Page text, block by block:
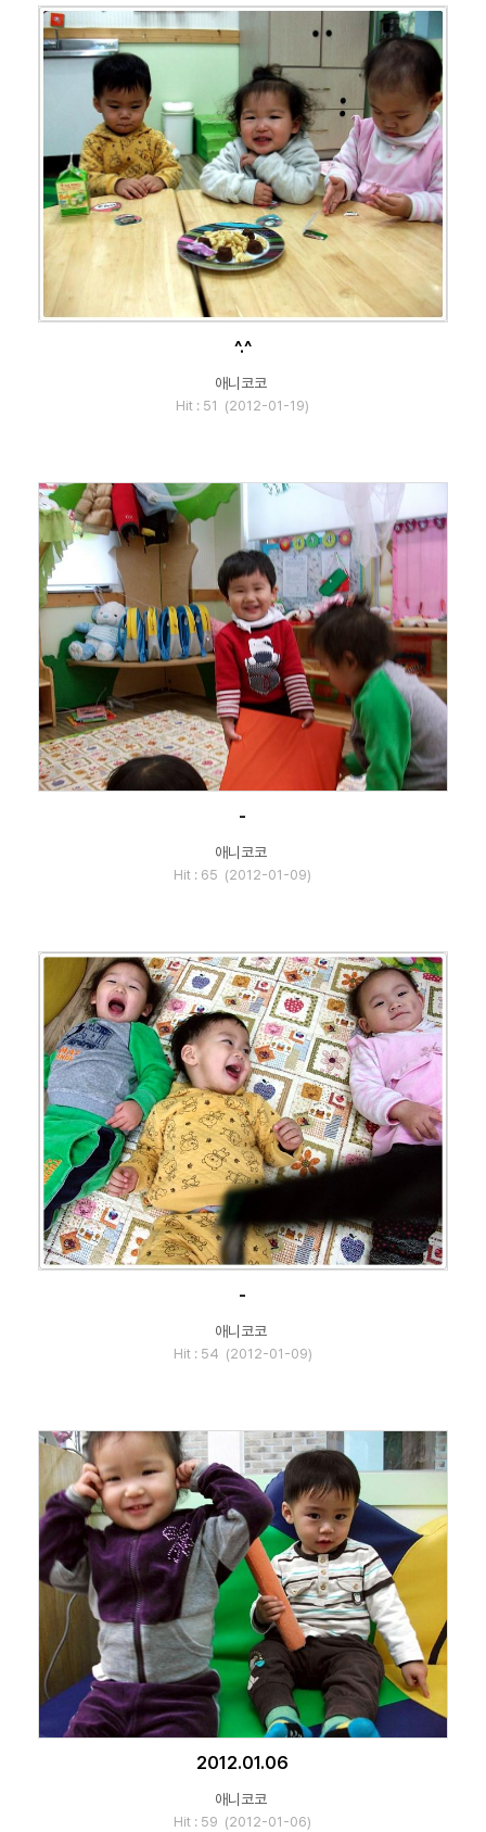
^.^
애니코코
Hit : 51 (2012-01-19)
-
애니코코
Hit : 65 (2012-01-09)
-
애니코코
Hit : 54 (2012-01-09)
2012.01.06
애니코코
Hit : 59 (2012-01-06)